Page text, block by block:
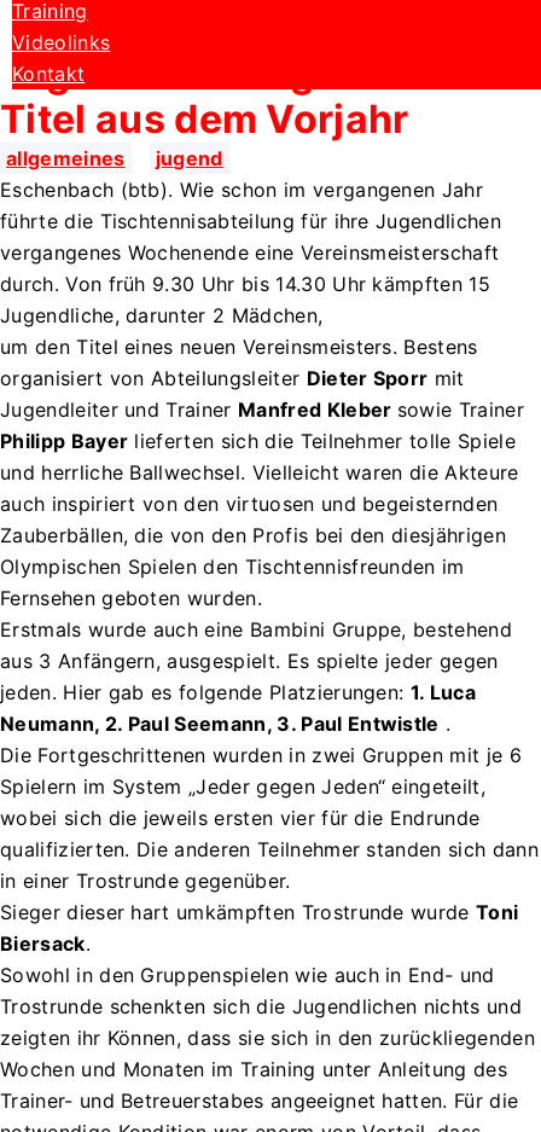
Training
Videolinks
Kontakt
Jugend beim SCE Nico
Legath verteidigt seinen
Titel aus dem Vorjahr
allgemeines
jugend
Eschenbach (btb). Wie schon im vergangenen Jahr
führte die Tischtennisabteilung für ihre Jugendlichen
vergangenes Wochenende eine Vereinsmeisterschaft
durch. Von früh 9.30 Uhr bis 14.30 Uhr kämpften 15
Jugendliche, darunter 2 Mädchen,
um den Titel eines neuen Vereinsmeisters. Bestens
organisiert von Abteilungsleiter Dieter Sporr mit
Jugendleiter und Trainer Manfred Kleber sowie Trainer
Philipp Bayer lieferten sich die Teilnehmer tolle Spiele
und herrliche Ballwechsel. Vielleicht waren die Akteure
auch inspiriert von den virtuosen und begeisternden
Zauberbällen, die von den Profis bei den diesjährigen
Olympischen Spielen den Tischtennisfreunden im
Fernsehen geboten wurden.
Erstmals wurde auch eine Bambini Gruppe, bestehend
aus 3 Anfängern, ausgespielt. Es spielte jeder gegen
jeden. Hier gab es folgende Platzierungen: 1. Luca
Neumann, 2. Paul Seemann, 3. Paul Entwistle .
Die Fortgeschrittenen wurden in zwei Gruppen mit je 6
Spielern im System „Jeder gegen Jeden“ eingeteilt,
wobei sich die jeweils ersten vier für die Endrunde
qualifizierten. Die anderen Teilnehmer standen sich dann
in einer Trostrunde gegenüber.
Sieger dieser hart umkämpften Trostrunde wurdeToni
Biersack.
Sowohl in den Gruppenspielen wie auch in End- und
Trostrunde schenkten sich die Jugendlichen nichts und
zeigten ihr Können, dass sie sich in den zurückliegenden
Wochen und Monaten im Training unter Anleitung des
Trainer- und Betreuerstabes angeeignet hatten. Für die